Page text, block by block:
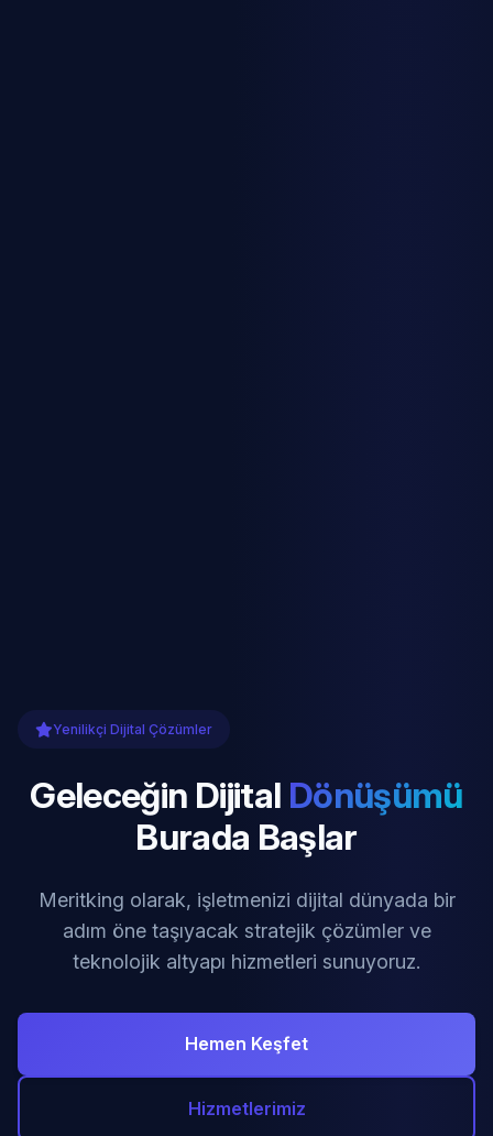
Yenilikçi Dijital Çözümler
Geleceğin Dijital Dönüşümü
Burada Başlar
Meritking olarak, işletmenizi dijital dünyada bir
adım öne taşıyacak stratejik çözümler ve
teknolojik altyapı hizmetleri sunuyoruz.
Hemen Keşfet
Hizmetlerimiz